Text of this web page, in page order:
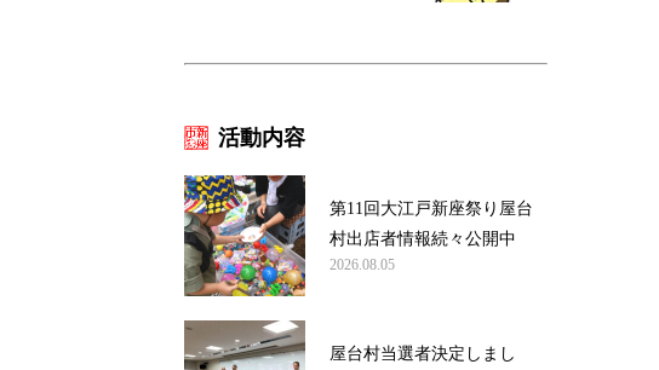
活動内容
第11回大江戸新座祭り屋台
村出店者情報続々公開中
2026.08.05
屋台村当選者決定しまし